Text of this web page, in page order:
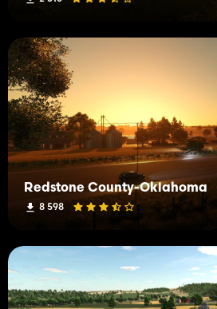
Redstone County-Oklahoma
8 598